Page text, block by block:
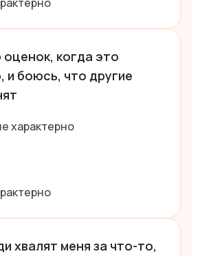
оценок, когда это
и боюсь, что другие
характерно
хвалят меня за что-то,